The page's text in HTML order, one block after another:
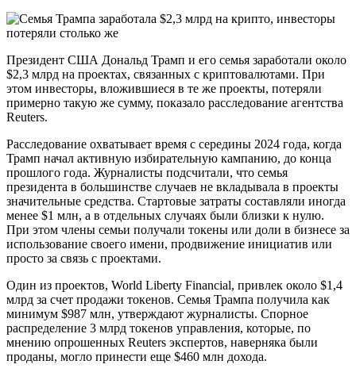
Президент США Дональд Трамп и его семья заработали около
$2,3 млрд на проектах, связанных с криптовалютами. При
этом инвесторы, вложившиеся в те же проекты, потеряли
примерно такую же сумму, показало расследование агентства
Reuters.
Расследование охватывает время с середины 2024 года, когда
Трамп начал активную избирательную кампанию, до конца
прошлого года. Журналисты подсчитали, что семья
президента в большинстве случаев не вкладывала в проекты
значительные средства. Стартовые затраты составляли иногда
менее $1 млн, а в отдельных случаях были близки к нулю.
При этом члены семьи получали токены или доли в бизнесе за
использование своего имени, продвижение инициатив или
просто за связь с проектами.
Один из проектов, World Liberty Financial, привлек около $1,4
млрд за счет продажи токенов. Семья Трампа получила как
минимум $987 млн, утверждают журналисты. Спорное
распределение 3 млрд токенов управления, которые, по
мнению опрошенных Reuters экспертов, наверняка были
проданы, могло принести еще $460 млн дохода.